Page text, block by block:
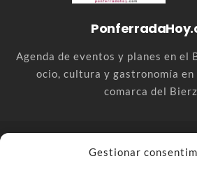
Gestionar
Agenda de eventos y planes en el
ocio, cultura y gastronomía en
comarca del
comarca del Bierzo